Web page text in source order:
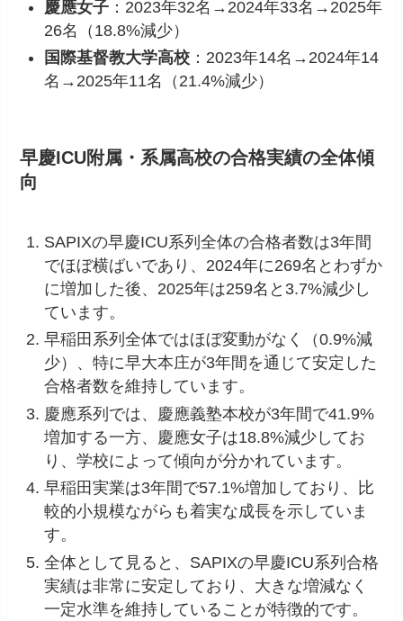
慶應女子 ：2023年32名→2024年33名→2025年
26名（18.8%減少）
国際基督教大学高校 ：2023年14名→2024年14
名→2025年11名（21.4%減少）
早慶ICU附属・系属高校の合格実績の全体傾
向
SAPIXの早慶ICU系列全体の合格者数は3年間
でほぼ横ばいであり、2024年に269名とわずか
に増加した後、2025年は259名と3.7%減少し
ています。
早稲田系列全体ではほぼ変動がなく（0.9%減
少）、特に早大本庄が3年間を通じて安定した
合格者数を維持しています。
慶應系列では、慶應義塾本校が3年間で41.9%
増加する一方、慶應女子は18.8%減少してお
り、学校によって傾向が分かれています。
早稲田実業は3年間で57.1%増加しており、比
較的小規模ながらも着実な成長を示していま
す。
全体として見ると、SAPIXの早慶ICU系列合格
実績は非常に安定しており、大きな増減なく
一定水準を維持していることが特徴的です。